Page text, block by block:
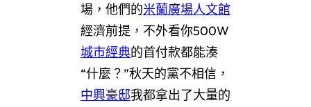
場，他們的米蘭廣場人文館
經濟前提，不外看你500W
城市經典的首付款都能湊
“什麼？”秋天的黨不相信，
中興豪邸我都拿出了大量的